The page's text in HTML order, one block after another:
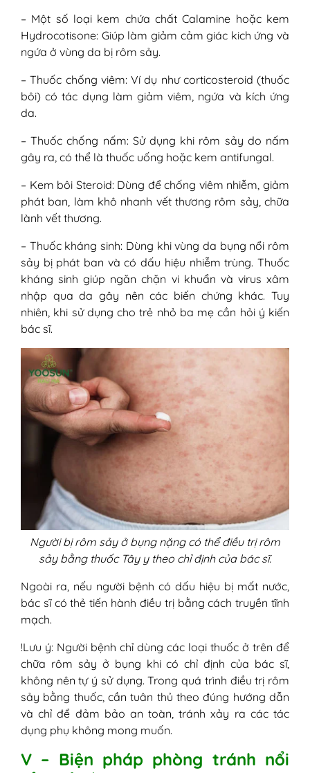
– Một số loại kem chứa chất Calamine hoặc kem
Hydrocotisone: Giúp làm giảm cảm giác kich ứng và
ngứa ở vùng da bị rôm sảy.
– Thuốc chống viêm: Ví dụ như corticosteroid (thuốc
bôi) có tác dụng làm giảm viêm, ngứa và kích ứng
da.
– Thuốc chống nấm: Sử dụng khi rôm sảy do nấm
gây ra, có thể là thuốc uống hoặc kem antifungal.
– Kem bôi Steroid: Dùng để chống viêm nhiễm, giảm
phát ban, làm khô nhanh vết thương rôm sảy, chữa
lành vết thương.
– Thuốc kháng sinh: Dùng khi vùng da bụng nổi rôm
sảy bị phát ban và có dấu hiệu nhiễm trùng. Thuốc
kháng sinh giúp ngăn chặn vi khuẩn và virus xâm
nhập qua da gây nên các biến chứng khác. Tuy
nhiên, khi sử dụng cho trẻ nhỏ ba mẹ cần hỏi ý kiến
bác sĩ.
Người bị rôm sảy ở bụng nặng có thể điều trị rôm
sảy bằng thuốc Tây y theo chỉ định của bác sĩ.
Ngoài ra, nếu người bệnh có dấu hiệu bị mất nước,
bác sĩ có thẻ tiến hành điều trị bằng cách truyền tĩnh
mạch.
!Lưu ý: Người bệnh chỉ dùng các loại thuốc ở trên để
chữa rôm sảy ở bụng khi có chỉ định của bác sĩ,
không nên tự ý sử dụng. Trong quá trình điều trị rôm
sảy bằng thuốc, cần tuân thủ theo đúng hướng dẫn
và chỉ để đảm bảo an toàn, tránh xảy ra các tác
dụng phụ không mong muốn.
V – Biện pháp phòng tránh nổi